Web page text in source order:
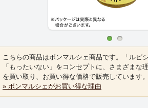
こちらの商品はボンマルシェ商品です。「ルピ
「もったいない」をコンセプトに、さまざまな
を買い取り、お買い得な価格で販売しています。
» ボンマルシェがお買い得な理由